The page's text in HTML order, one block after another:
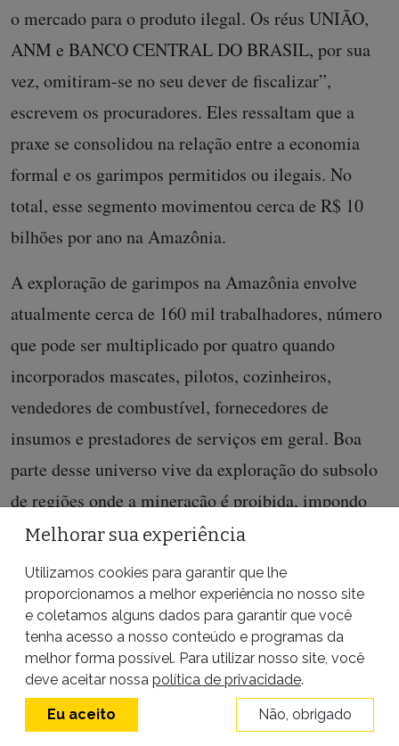
o mercado para o produto ilegal. Os réus UNIÃO,
ANM e BANCO CENTRAL DO BRASIL, por sua
vez, omitiram-se no seu dever de fiscalizar”,
escrevem os procuradores. Eles ressaltam que a
praxe se consolidou na relação entre a economia
formal e os garimpos permitidos ou ilegais. No
total, esse segmento movimentou cerca de R$ 10
bilhões por ano na Amazônia.
A exploração de garimpos na Amazônia envolve
atualmente cerca de 160 mil trabalhadores, número
que pode ser multiplicado por quatro quando
incorporados mascates, pilotos, cozinheiros,
vendedores de combustível, fornecedores de
insumos e prestadores de serviços em geral. Boa
parte desse universo vive da exploração do subsolo
de regiões onde a mineração é proibida, impondo
custos sociais e de saúde às populações indígenas e
ribeirinhas e ao meio ambiente.
Para o MPF, os interesses em jogo passam à
margem dos discursos oficiais e privados sobre
solução de problemas sociais com a legalização da
atividade garimpeira. “Tem de tirar da cabeça a
imagem do garimpeiro com picareta e bateia, que
Melhorar sua experiência
Utilizamos cookies para garantir que lhe
proporcionamos a melhor experiência no nosso site
e coletamos alguns dados para garantir que você
tenha acesso a nosso conteúdo e programas da
melhor forma possível. Para utilizar nosso site, você
deve aceitar nossa política de privacidade.
Eu aceito Não, obrigado